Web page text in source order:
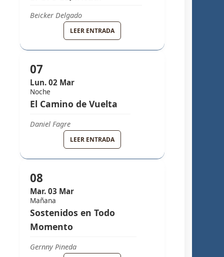
Beicker Delgado
LEER ENTRADA
07
Lun. 02 Mar
Noche
El Camino de Vuelta
Daniel Fagre
LEER ENTRADA
08
Mar. 03 Mar
Mañana
Sostenidos en Todo
Momento
Gernny Pineda